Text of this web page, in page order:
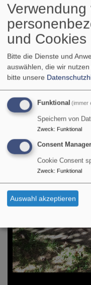
Insgesamt können 12
Verwendung
und Cookies
Bitte die Dienste und
auswählen, die wir
bitte unsere
Funktional (immer
Speichern von
Zweck: Funktional
Consent Manager
Cookie Consent
Zweck: Funktional
Auswahl akzeptieren